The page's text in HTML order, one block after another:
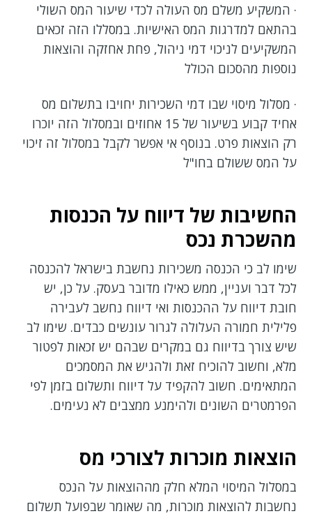
· המשקיע משלם מס העולה לכדי שיעור המס השולי
בהתאם למדרגות המס האישיות. במסללו הזה זכאים
המשקיעים לניכוי דמי ניהול, פחת אחזקה והוצאות
נוספות מהסכום הכולל
· מסלול מיסוי שבו דמי השכירות יחויבו בתשלום מס
אחיד קבוע בשיעור של 15 אחוזים ובמסלול הזה יוכרו
רק הוצאות פרט. בנוסף אי אפשר לקבל במסלול זה זיכוי
על המס ששולם בחו"ל
החשיבות של דיווח על הכנסות
מהשכרת נכס
שימו לב כי הכנסה משכירות נחשבת בישראל להכנסה
לכל דבר ועניין, ממש כאילו מדובר בעסק. על כן, יש
חובת דיווח על ההכנסות ואי דיווח נחשב לעבירה
פלילית חמורה העלולה לגרור עונשים כבדים. שימו לב
שיש צורך בדיווח גם במקרים שבהם יש זכאות לפטור
מלא, וחשוב להוכיח זאת ולהגיש את המסמכים
המתאימים. חשוב להקפיד על דיווח ותשלום בזמן לפי
הפרמטרים השונים ולהימנע ממצבים לא נעימים.
הוצאות מוכרות לצורכי מס
במסלול המיסוי המלא חלק מההוצאות על הנכס
נחשבות להוצאות מוכרות, מה שאומר שבפועל תשלום